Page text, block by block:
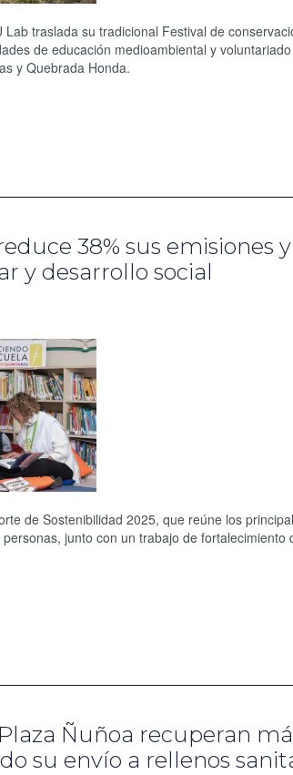
traslada su tradicional Festival de
de educación medioambiental y
y Quebrada Honda.
38% sus emisiones
y desarrollo social
de Sostenibilidad 2025, que reúne los
junto con un trabajo de
Ñuñoa recuperan
su envío a rellenos